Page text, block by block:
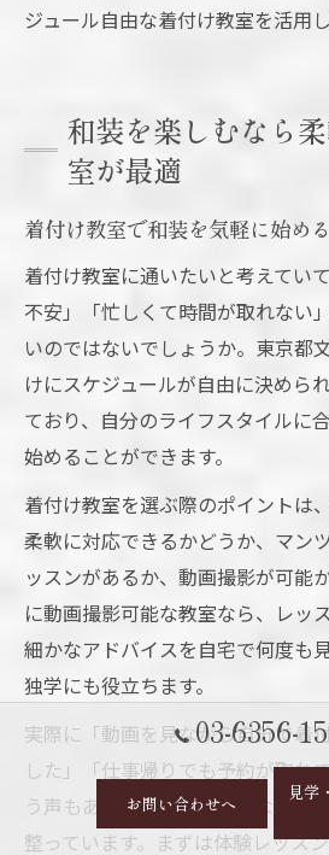
ジュール自由な着付け教室を活用し
和装を楽しむなら
室が最適
着付け教室で和装を気軽に始め
着付け教室に通いたいと考えてい
不安」「忙しくて時間が取れない
いのではないでしょうか。東京都
けにスケジュールが自由に決めら
ており、自分のライフスタイルに
始めることができます。
着付け教室を選ぶ際のポイントは
柔軟に対応できるかどうか、マン
ッスンがあるか、動画撮影が可能
に動画撮影可能な教室なら、レッ
細かなアドバイスを自宅で何度も
独学にも役立ちます。
実際に「動画を見ながら自分で着
した」「仕事帰りでも予約が取れ
う声もあり、初心者が無理なく和
整っています。まずは体験レッス
03-6356-
お問い合わせへ
見学